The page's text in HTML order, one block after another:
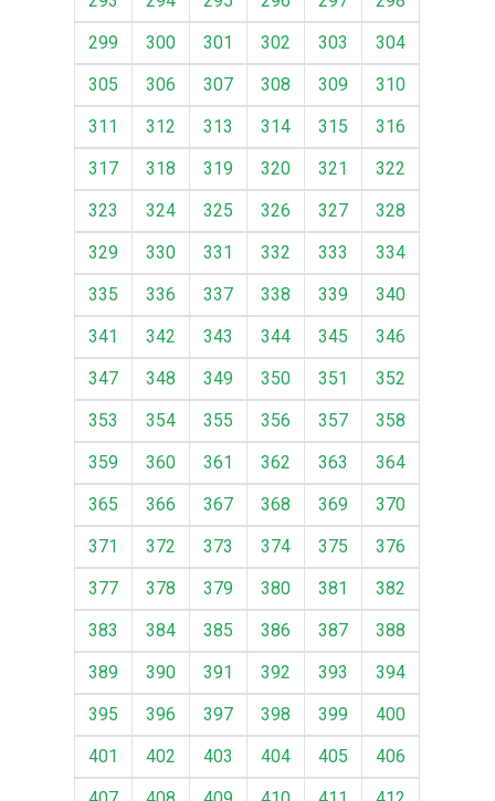
299
300 301 302 303
304
305
306 307 308 309
310
311
312 313 314 315
316
317
318 319 320 321
322
323
324 325 326 327
328
329
330 331 332 333
334
335
336 337 338 339
340
341
342 343 344 345
346
347
348 349 350 351
352
353
354 355 356 357
358
359
360 361 362 363
364
365
366 367 368 369
370
371
372 373 374 375
376
377
378 379 380 381
382
383
384 385 386 387
388
389
390 391 392 393
394
395
396 397 398 399
400
401
402 403 404 405
406